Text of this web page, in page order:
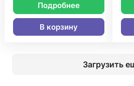
Подробнее
В корзину
Загрузить